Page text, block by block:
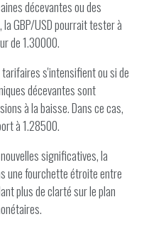
décevantes ou des
GBP/USD pourrait tester à
de 1.30000.
s'intensifient ou si de
décevantes sont
à la baisse. Dans ce cas,
à 1.28500.
significatives, la
une fourchette étroite entre
plus de clarté sur le plan